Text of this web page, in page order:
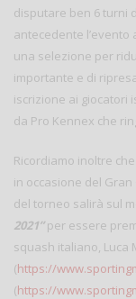
disputare ben 6 turni
antecedente l’evento
una selezione per
importante e di
iscrizione ai giocatori
da Pro Kennex che
Ricordiamo inoltre
in occasione del
del torneo salirà sul
2021”per essere
squash italiano, Luca
(https://
(https://